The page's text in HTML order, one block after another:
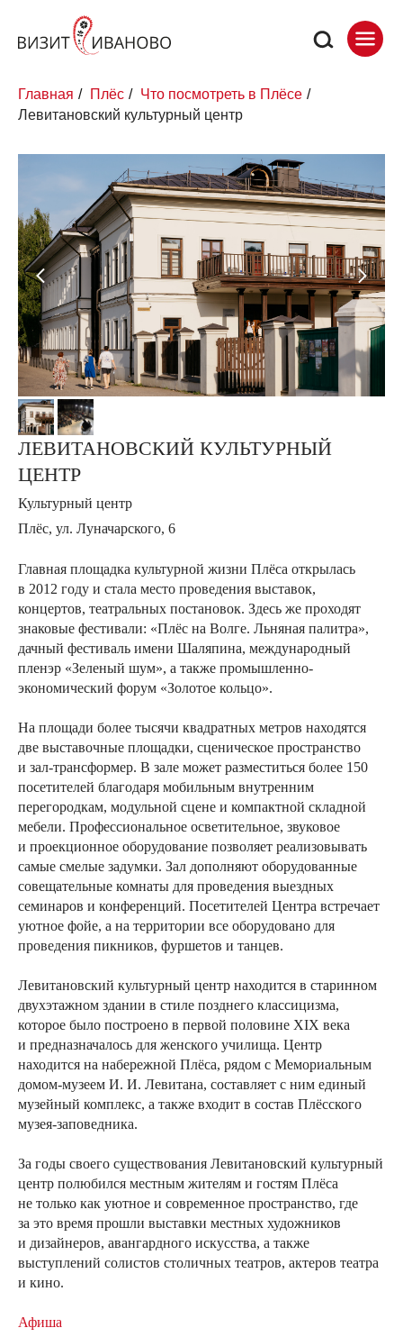
Главная / Плёс / Что посмотреть в Плёсе /
Левитановский культурный центр
ЛЕВИТАНОВСКИЙ КУЛЬТУРНЫЙ
ЦЕНТР
Культурный центр
Плёс, ул. Луначарского, 6
Главная площадка культурной жизни Плёса открылась
в 2012 году и стала место проведения выставок,
концертов, театральных постановок. Здесь же проходят
знаковые фестивали: «Плёс на Волге. Льняная палитра»,
дачный фестиваль имени Шаляпина, международный
пленэр «Зеленый шум», а также промышленно-
экономический форум «Золотое кольцо».
На площади более тысячи квадратных метров находятся
две выставочные площадки, сценическое пространство
и зал-трансформер. В зале может разместиться более 150
посетителей благодаря мобильным внутренним
перегородкам, модульной сцене и компактной складной
мебели. Профессиональное осветительное, звуковое
и проекционное оборудование позволяет реализовывать
самые смелые задумки. Зал дополняют оборудованные
совещательные комнаты для проведения выездных
семинаров и конференций. Посетителей Центра встречает
уютное фойе, а на территории все оборудовано для
проведения пикников, фуршетов и танцев.
Левитановский культурный центр находится в старинном
двухэтажном здании в стиле позднего классицизма,
которое было построено в первой половине XIX века
и предназначалось для женского училища. Центр
находится на набережной Плёса, рядом с Мемориальным
домом-музеем И. И. Левитана, составляет с ним единый
музейный комплекс, а также входит в состав Плёсского
музея-заповедника.
За годы своего существования Левитановский культурный
центр полюбился местным жителям и гостям Плёса
не только как уютное и современное пространство, где
за это время прошли выставки местных художников
и дизайнеров, авангардного искусства, а также
выступлений солистов столичных театров, актеров театра
и кино.
Афиша